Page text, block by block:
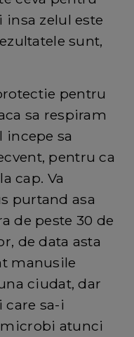
zelul este
sunt,
pentru
sa respiram
sa
pentru ca
cap. Va
purtand asa
de peste 30 de
de data asta
manusile
ciudat, dar
care sa-i
atunci